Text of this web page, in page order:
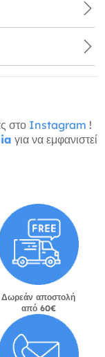
στο Instagram !
για να εμφανιστεί
Δωρεάν αποστολή
από 60€